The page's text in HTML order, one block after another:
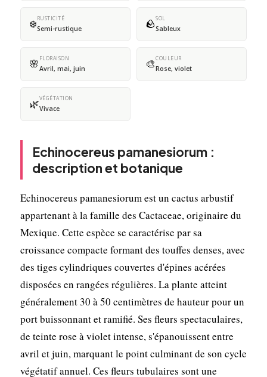
❄️RUSTICITÉ
Semi-rustique 🪨SOL
Sableux
🌸 FLORAISON
Avril, mai, juin 🎨COULEUR
Rose, violet
🌿VÉGÉTATION
Vivace
Echinocereus pamanesiorum :
description et botanique
Echinocereus pamanesiorum est un cactus arbustif
appartenant à la famille des Cactaceae, originaire du
Mexique. Cette espèce se caractérise par sa
croissance compacte formant des touffes denses, avec
des tiges cylindriques couvertes d'épines acérées
disposées en rangées régulières. La plante atteint
généralement 30 à 50 centimètres de hauteur pour un
port buissonnant et ramifié. Ses fleurs spectaculaires,
de teinte rose à violet intense, s'épanouissent entre
avril et juin, marquant le point culminant de son cycle
végétatif annuel. Ces fleurs tubulaires sont une